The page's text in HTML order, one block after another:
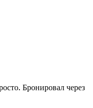
Бронировал через